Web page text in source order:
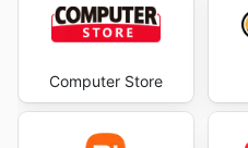
Computer Store